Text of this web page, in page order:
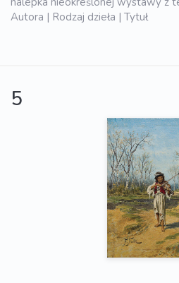
Autora | Rodzaj dzieła | Tytuł
5